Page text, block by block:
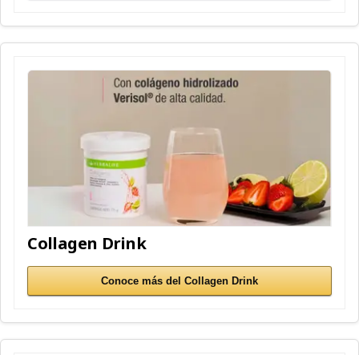
Collagen Drink
Conoce más del Collagen Drink